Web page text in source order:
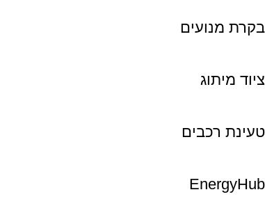
בקרת מנועים
ציוד מיתוג
טעינת רכבים
EnergyHub